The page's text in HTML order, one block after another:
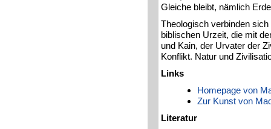
Gleiche bleibt, nämlich
Theologisch verbinden
biblischen Urzeit, die mit
und Kain, der Urvater der
Konflikt. Natur und
Links
Homepage von
Zur Kunst von
Literatur